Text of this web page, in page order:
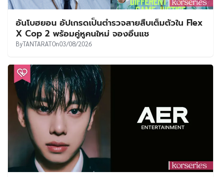
อันโบฮยอน อัปเกรดเป็นตำรวจสายสืบเต็มตัวใน Flex
X Cop 2 พร้อมคู่หูคนใหม่ จองอึนแช
ByTANTARATOn03/08/2026